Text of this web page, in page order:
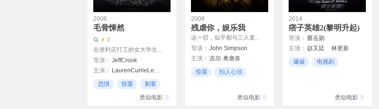
2006
毛骨悚然
0
在便利店打工的女大学生...
导演： JeffCrook
JoshCrook
主演：
LaurenCurrieLewis
CodyDarbe
ChrisFerry
恐惧 惊栗
刺客
类似电影
2009
残虐你，娱乐我
这一切，似乎都与三人童...
导演： John Simpson
主演： 吉尔·奥唐奈
凯瑟琳·温妮克
惊栗
扣人心弦
类似电影
2014
痞子英雄2(黎明升起)
导演： 蔡岳勋
主演： 赵又廷
林更新
张钧甯
修杰楷
关颖
爆破
电视剧
类似电影